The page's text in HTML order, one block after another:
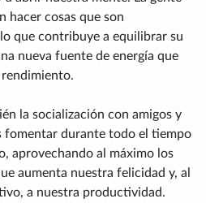
hacer cosas que son
que contribuye a equilibrar su
nueva fuente de energía que
la socialización con amigos y
fomentar durante todo el tiempo
aprovechando al máximo los
aumenta nuestra felicidad y, al
a nuestra productividad.